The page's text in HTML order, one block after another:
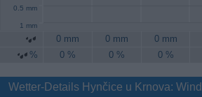
0.5 mm
1 mm
0 mm 0 mm 0 mm
%
0 % 0 % 0 %
Wetter-Details Hynčice u Krnova: Wind